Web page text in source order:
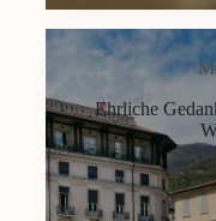
Ehrliche